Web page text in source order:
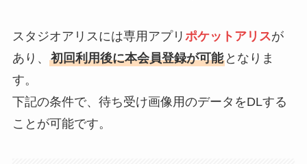
スタジオアリスには専用アプリ ポケットアリスが
あり、 初回利用後に本会員登録が可能となりま
す。
下記の条件で、待ち受け画像用のデータをDLする
ことが可能です。